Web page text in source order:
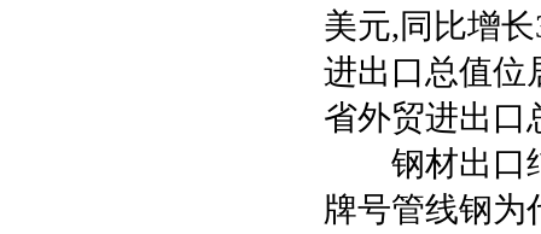
美元,同比增
进出口总值位
省外贸进出口
钢材出口结
牌号管线钢为